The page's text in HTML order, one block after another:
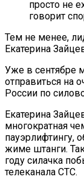
просто не
говорит
Тем не менее,
Екатерина
Уже в сентябре
отправиться на
России по
Екатерина
многократная
пауэрлифтингу,
жиме штанги.
году силачка
телеканала СТС.